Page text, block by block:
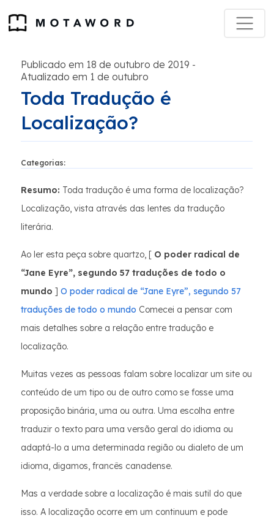
Publicado em 18 de outubro de 2019 -
Atualizado em 1 de outubro
Toda Tradução é
Localização?
Categorias:
Resumo: Toda tradução é uma forma de localização?
Localização, vista através das lentes da tradução
literária.
Ao ler esta peça sobre quartzo, [ O poder radical de
“Jane Eyre”, segundo 57 traduções de todo o
mundo ] O poder radical de “Jane Eyre”, segundo 57
traduções de todo o mundo Comecei a pensar com
mais detalhes sobre a relação entre tradução e
localização.
Muitas vezes as pessoas falam sobre localizar um site ou
conteúdo de um tipo ou de outro como se fosse uma
proposição binária, uma ou outra. Uma escolha entre
traduzir o texto para uma versão geral do idioma ou
adaptá-lo a uma determinada região ou dialeto de um
idioma, digamos, francês canadense.
Mas a verdade sobre a localização é mais sutil do que
isso. A localização ocorre em um continuum e pode